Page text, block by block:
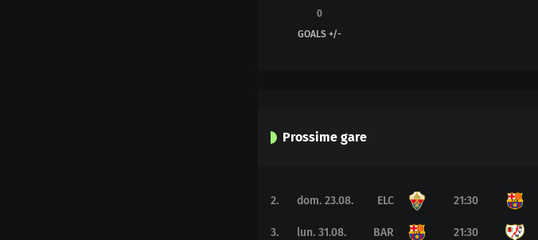
0
GOALS +/-
Prossime gare
2. dom. 23.08. ELC 21:30
3. lun. 31.08. BAR 21:30